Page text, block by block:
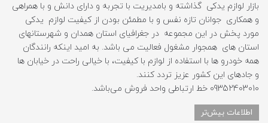
بازار لوازم یدکی گذاشته و بامدیریت با تجربه و دارای دانش و با همراهی
و همکاری جوانان تازه نفس و با مطمئن بودن از کیفیت لوازم یدکی
مورد پخش در این مجموعه در جغرافیای استان همدان و شهرستانهای
استان های همجوار مشغول فعالیت می باشد. به امید اینکه رانندگان
همه خودرو ها با استفاده از لوازم با کیفیت، با خیالی راحت در خیابان ها
و جادهای این کشور عزیز تردد کنند.
09352403010 خط ارتباطی واحد فروش می‌باشد.
اطلاعات بیش‌تر